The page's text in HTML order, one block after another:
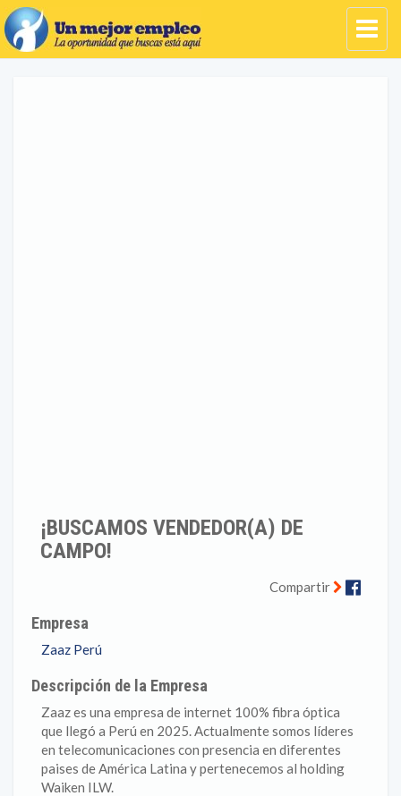
¡BUSCAMOS VENDEDOR(A) DE
CAMPO!
Compartir
Empresa
Zaaz Perú
Descripción de la Empresa
Zaaz es una empresa de internet 100% fibra óptica
que llegó a Perú en 2025. Actualmente somos líderes
en telecomunicaciones con presencia en diferentes
paises de América Latina y pertenecemos al holding
Waiken ILW.